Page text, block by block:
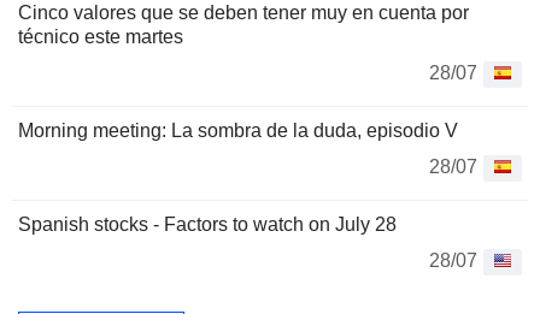
Cinco valores que se deben tener muy en cuenta por
técnico este martes
28/07
Morning meeting: La sombra de la duda, episodio V
28/07
Spanish stocks - Factors to watch on July 28
28/07